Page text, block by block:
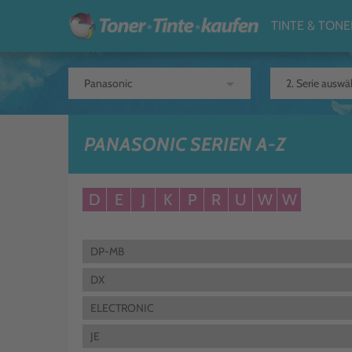
TINTE &
PANASONIC SERIEN A-Z
D E J K P R U W W
DP-MB
DX
ELECTRONIC
JE